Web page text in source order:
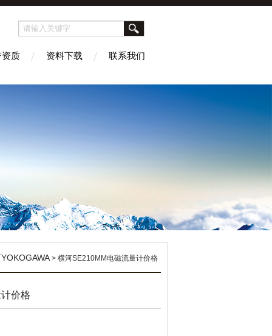
质 资料下载 联系我们
> 横河SE210MM电磁流量计价格
价格